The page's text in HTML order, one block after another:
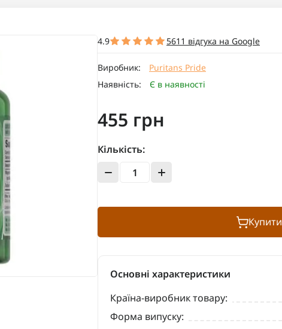
4.9 5611 відгука на Google
Виробник:
Puritans Pride
Наявність:
Є в наявності
455 грн
Кількість:
Купити
Основні характеристики
Країна-виробник товару:
Форма випуску: